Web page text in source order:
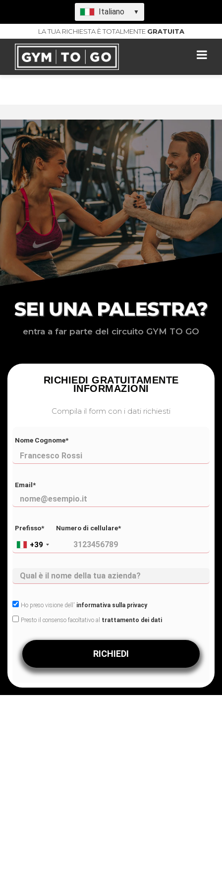
Italiano ▼
LA TUA RICHIESTA È TOTALMENTE GRATUITA
SEI UNA PALESTRA?
entra a far parte del circuito GYM TO GO
RICHIEDI GRATUITAMENTE
INFORMAZIONI
Compila il form con i dati richiesti
Nome Cognome*
Email*
Prefisso* Numero di cellulare*
+39
Ho preso visione dell' informativa sulla privacy
Presto il consenso facoltativo al trattamento dei dati